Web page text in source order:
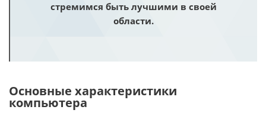
стремимся быть лучшими в своей
области.
Основные характеристики
компьютера